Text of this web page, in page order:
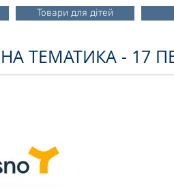
Товари для дітей
ТЕМАТИКА - 17